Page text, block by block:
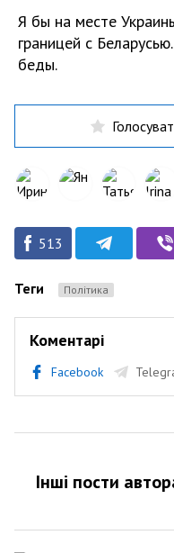
Я бы на месте
границей с
беды.
513
Теги Політика
Коментарі
Facebook
Інші пости